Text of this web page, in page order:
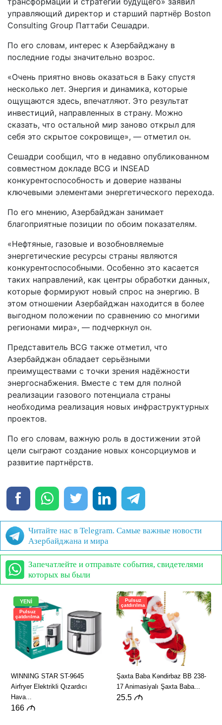
управляющий директор и старший партнёр Boston
Consulting Group Паттаби Сешадри.
По его словам, интерес к Азербайджану в
последние годы значительно возрос.
«Очень приятно вновь оказаться в Баку спустя
несколько лет. Энергия и динамика, которые
ощущаются здесь, впечатляют. Это результат
инвестиций, направленных в страну. Можно
сказать, что остальной мир заново открыл для
себя это скрытое сокровище», — отметил он.
Сешадри сообщил, что в недавно опубликованном
совместном докладе BCG и INSEAD
конкурентоспособность и доверие названы
ключевыми элементами энергетического перехода.
По его мнению, Азербайджан занимает
благоприятные позиции по обоим показателям.
«Нефтяные, газовые и возобновляемые
энергетические ресурсы страны являются
конкурентоспособными. Особенно это касается
таких направлений, как центры обработки данных,
которые формируют новый спрос на энергию. В
этом отношении Азербайджан находится в более
выгодном положении по сравнению со многими
регионами мира», — подчеркнул он.
Представитель BCG также отметил, что
Азербайджан обладает серьёзными
преимуществами с точки зрения надёжности
энергоснабжения. Вместе с тем для полной
реализации газового потенциала страны
необходима реализация новых инфраструктурных
проектов.
По его словам, важную роль в достижении этой
цели сыграют создание новых консорциумов и
развитие партнёрств.
Читайте нас в Telegram. Самые важные новости
Азербайджана и мира
Запечатлейте и отправьте события, свидетелями
которых вы были